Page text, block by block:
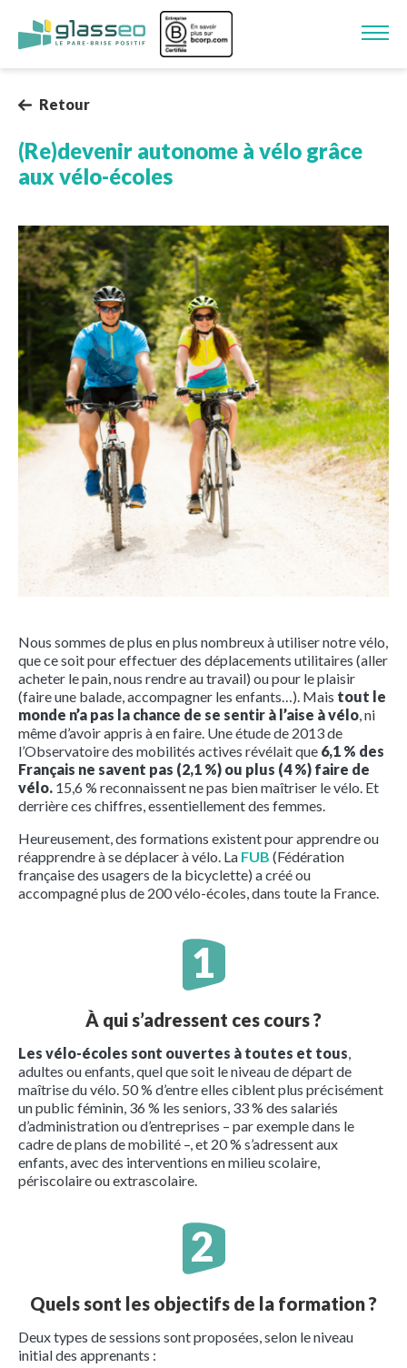
Aller au contenu principal
Image
Retour
(Re)devenir autonome à vélo grâce
aux vélo-écoles
Image
Nous sommes de plus en plus nombreux à utiliser notre vélo,
que ce soit pour effectuer des déplacements utilitaires (aller
acheter le pain, nous rendre au travail) ou pour le plaisir
(faire une balade, accompagner les enfants…). Mais tout le
monde n’a pas la chance de se sentir à l’aise à vélo , ni
même d’avoir appris à en faire. Une étude de 2013 de
l’Observatoire des mobilités actives révélait que 6,1 % des
Français ne savent pas (2,1 %) ou plus (4 %) faire de
vélo. 15,6 % reconnaissent ne pas bien maîtriser le vélo. Et
derrière ces chiffres, essentiellement des femmes.
Heureusement, des formations existent pour apprendre ou
réapprendre à se déplacer à vélo. La FUB (Fédération
française des usagers de la bicyclette) a créé ou
accompagné plus de 200 vélo-écoles, dans toute la France.
À qui s’adressent ces cours ?
Les vélo-écoles sont ouvertes à toutes et tous
adultes ou enfants, quel que soit le niveau de départ de
maîtrise du vélo. 50 % d’entre elles ciblent plus précisément
un public féminin, 36 % les seniors, 33 % des salariés
d’administration ou d’entreprises – par exemple dans le
cadre de plans de mobilité –, et 20 % s’adressent aux
enfants, avec des interventions en milieu scolaire,
périscolaire ou extrascolaire.
Quels sont les objectifs de la formation ?
Deux types de sessions sont proposées, selon le niveau
initial des apprenants :